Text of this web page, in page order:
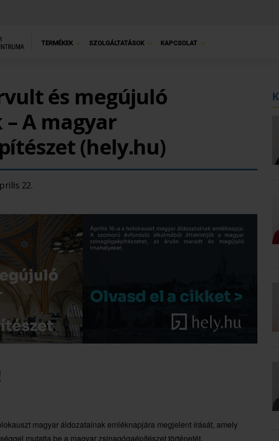
TERMÉKEK SZOLGÁLTATÁSOK KAPCSOLAT
és megújuló
A magyar
(hely.hu)
22.
magyar áldozatainak emléknapjára megjelent írását, amely
mutatja be a magyar zsinagógaépítészet történetét,